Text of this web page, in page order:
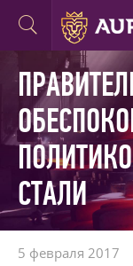
СТАЛИ
5 февраля 2017